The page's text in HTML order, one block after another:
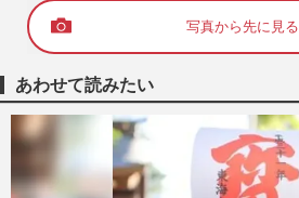
写真から先に見る
あわせて読みたい